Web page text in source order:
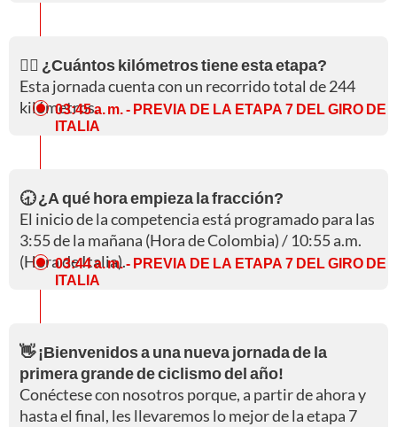
🚵‍♀️ ¿Cuántos kilómetros tiene esta etapa?
Esta jornada cuenta con un recorrido total de 244
kilómetros.
03:45 a. m. - PREVIA DE LA ETAPA 7 DEL GIRO DE
ITALIA
🕣 ¿A qué hora empieza la fracción?
El inicio de la competencia está programado para las
3:55 de la mañana (Hora de Colombia) / 10:55 a.m.
(Hora de Italia).
03:44 a. m.- PREVIA DE LA ETAPA 7 DEL GIRO DE
ITALIA
👋 ¡Bienvenidos a una nueva jornada de la
primera grande de ciclismo del año!
Conéctese con nosotros porque, a partir de ahora y
hasta el final, les llevaremos lo mejor de la etapa 7